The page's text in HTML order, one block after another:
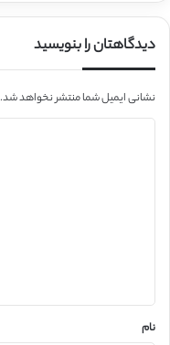
دیدگاهتان را بنویسید
نشانی ایمیل شما منتشر نخواهد شد.
نام